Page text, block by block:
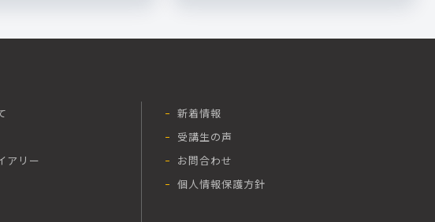
アリー
新着情報
受講生の声
お問合わせ
個人情報保護方針